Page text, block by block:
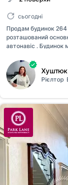
сьогодні
Продам будинок 264
розташований
автонавіс . Будинок
санвузлом та дві
автоматичний
264 м² • Ділянка: 12
Свердловина 53 м •
Хуштюк
Рієлтор